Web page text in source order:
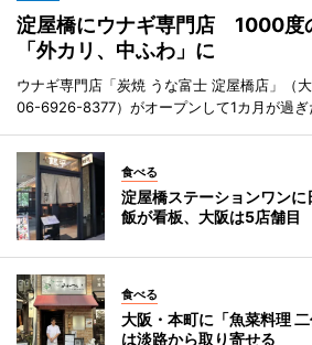
淀屋橋にウナギ専門店 1000度
「外カリ、中ふわ」に
ウナギ専門店「炭焼 うな富士 淀屋橋店」（
06-6926-8377）がオープンして1カ月が過ぎ
食べる
淀屋橋ステーションワン
飯が看板、大阪は5店舗目
食べる
大阪・本町に「魚菜料理
は淡路から取り寄せる